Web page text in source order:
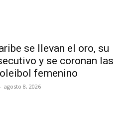
se llevan el oro, su
y se coronan las
femenino
- agosto 8, 2026